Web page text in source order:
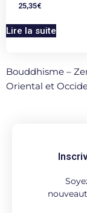
25,35€
Lire la suite
Bouddhisme –
Oriental et